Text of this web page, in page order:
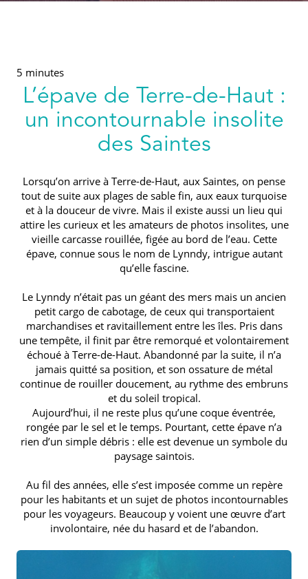
5 minutes
L’épave de Terre-de-Haut :
un incontournable insolite
des Saintes
Lorsqu’on arrive à Terre-de-Haut, aux Saintes, on pense
tout de suite aux plages de sable fin, aux eaux turquoise
et à la douceur de vivre. Mais il existe aussi un lieu qui
attire les curieux et les amateurs de photos insolites, une
vieille carcasse rouillée, figée au bord de l’eau. Cette
épave, connue sous le nom de Lynndy, intrigue autant
qu’elle fascine.
Le Lynndy n’était pas un géant des mers mais un ancien
petit cargo de cabotage, de ceux qui transportaient
marchandises et ravitaillement entre les îles. Pris dans
une tempête, il finit par être remorqué et volontairement
échoué à Terre-de-Haut. Abandonné par la suite, il n’a
jamais quitté sa position, et son ossature de métal
continue de rouiller doucement, au rythme des embruns
et du soleil tropical.
Aujourd’hui, il ne reste plus qu’une coque éventrée,
rongée par le sel et le temps. Pourtant, cette épave n’a
rien d’un simple débris : elle est devenue un symbole du
paysage saintois.
Au fil des années, elle s’est imposée comme un repère
pour les habitants et un sujet de photos incontournables
pour les voyageurs. Beaucoup y voient une œuvre d’art
involontaire, née du hasard et de l’abandon.